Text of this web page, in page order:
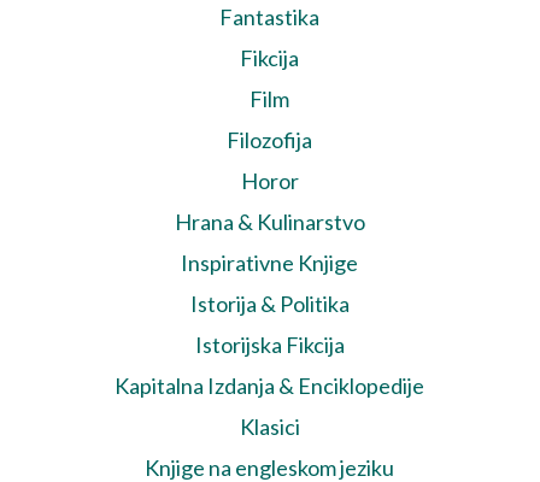
Fantastika
Fikcija
Film
Filozofija
Horor
Hrana & Kulinarstvo
Inspirativne Knjige
Istorija & Politika
Istorijska Fikcija
Kapitalna Izdanja & Enciklopedije
Klasici
Knjige na engleskom jeziku